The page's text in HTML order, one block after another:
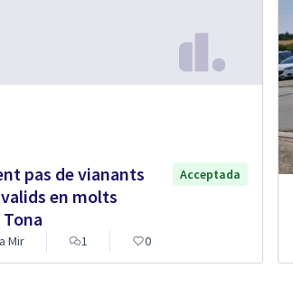
pas de vianants
en molts
Acceptada
Mir 1 0